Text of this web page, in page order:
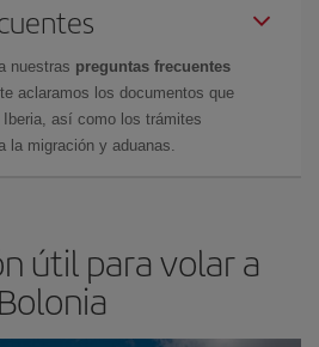
nuestras preguntas frecuentes
aclaramos los documentos que
así como los trámites
la migración y aduanas.
útil para volar a
Bolonia